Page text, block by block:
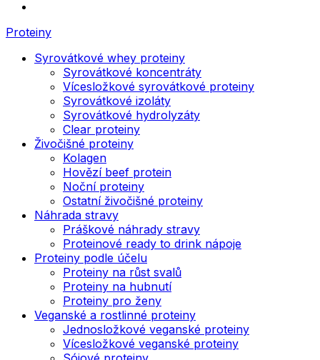
Proteiny
Syrovátkové whey proteiny
Syrovátkové koncentráty
Vícesložkové syrovátkové proteiny
Syrovátkové izoláty
Syrovátkové hydrolyzáty
Clear proteiny
Živočišné proteiny
Kolagen
Hovězí beef protein
Noční proteiny
Ostatní živočišné proteiny
Náhrada stravy
Práškové náhrady stravy
Proteinové ready to drink nápoje
Proteiny podle účelu
Proteiny na růst svalů
Proteiny na hubnutí
Proteiny pro ženy
Veganské a rostlinné proteiny
Jednosložkové veganské proteiny
Vícesložkové veganské proteiny